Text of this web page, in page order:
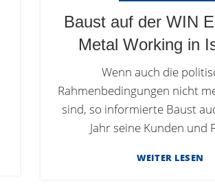
Baust auf der WIN
Metal Working in
Wenn auch die
Rahmenbedingungen nicht
sind, so informierte Baust
Jahr seine Kunden und
WEITER LESEN